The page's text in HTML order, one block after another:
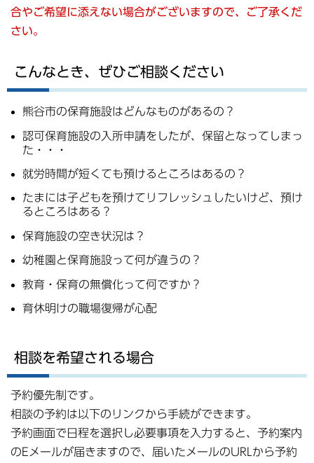
合やご希望に添えない場合がございますので、ご了承くだ
さい。
こんなとき、ぜひご相談ください
熊谷市の保育施設はどんなものがあるの？
認可保育施設の入所申請をしたが、保留となってしまっ
た・・・
就労時間が短くても預けるところはあるの？
たまには子どもを預けてリフレッシュしたいけど、預け
るところはある？
保育施設の空き状況は？
幼稚園と保育施設って何が違うの？
教育・保育の無償化って何ですか？
育休明けの職場復帰が心配
相談を希望される場合
予約優先制です。
相談の予約は以下のリンクから手続ができます。
予約画面で日程を選択し必要事項を入力すると、予約案内
のEメールが届きますので、届いたメールのURLから予約